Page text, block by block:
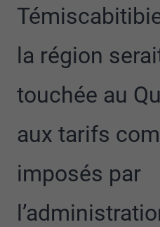
la région
touchée au
aux tarifs
imposés par